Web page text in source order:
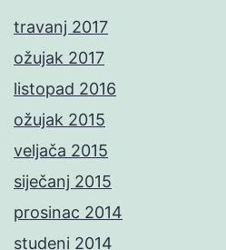
travanj 2017
ožujak 2017
listopad 2016
ožujak 2015
veljača 2015
siječanj 2015
prosinac 2014
studeni 2014